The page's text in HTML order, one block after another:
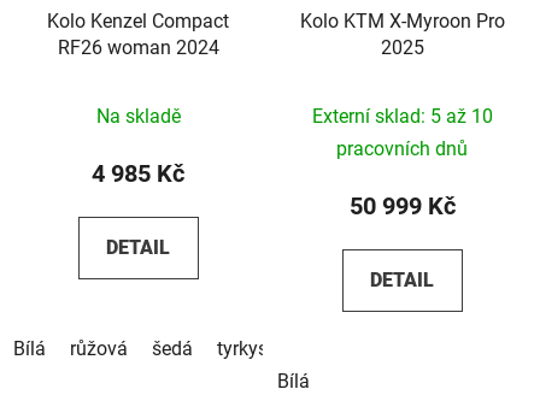
Kolo Kenzel Compact
RF26 woman 2024
Na skladě
4 985 Kč
DETAIL
Bílá růžová šedá tyrkysová
Kolo KTM X-Myroon Pro
2025
Externí sklad: 5 až 10
pracovních dnů
50 999 Kč
DETAIL
Bílá